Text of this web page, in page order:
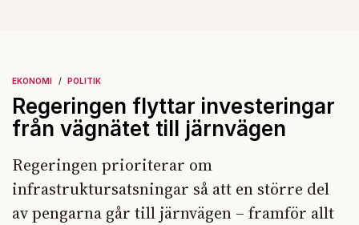
EKONOMI POLITIK
Regeringen flyttar investeringar
från vägnätet till järnvägen
Regeringen prioriterar om
infrastruktursatsningar så att en större del
av pengarna går till järnvägen – framför allt